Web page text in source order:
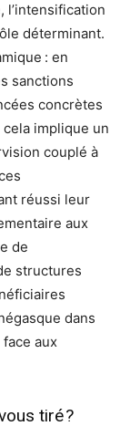
l’intensification
déterminant.
: en
sanctions
concrètes
implique un
couplé à
réussi leur
aux
de
structures
dans
aux
tiré ?